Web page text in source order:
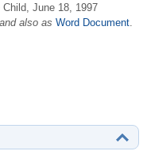
June 18, 1997
and also as Word Document.